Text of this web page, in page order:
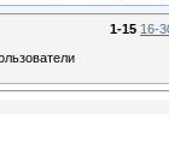
1-15 16-